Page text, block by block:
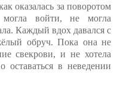
оказалась за поворотом
войти, не могла
Каждый вдох давался с
обруч. Пока она не
свекрови, и не хотела
в неведении